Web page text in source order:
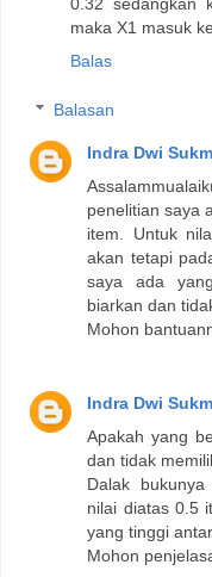
maka X1 masuk
Balas
Balasan
Indra Dwi
penelitian saya
item. Untuk
akan tetapi
saya ada
biarkan dan
Mohon
Indra Dwi
Apakah yang
dan tidak
Dalak
nilai diatas 0.5
yang tinggi
Mohon